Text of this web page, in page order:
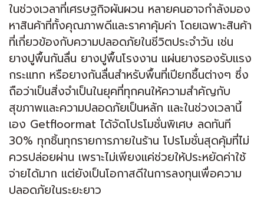
ในช่วงเวลาที่เศรษฐกิจผันผวน หลายคนอาจกำลังมอง
หาสินค้าที่ทั้งคุณภาพดีและราคาคุ้มค่า โดยเฉพาะสินค้า
ที่เกี่ยวข้องกับความปลอดภัยในชีวิตประจำวัน เช่น
ยางปูพื้นกันลื่น ยางปูพื้นโรงงาน แผ่นยางรองรับแรง
กระแทก หรือยางกันลื่นสำหรับพื้นที่เปียกชื้นต่างๆ ซึ่ง
ถือว่าเป็นสิ่งจำเป็นในยุคที่ทุกคนให้ความสำคัญกับ
สุขภาพและความปลอดภัยเป็นหลัก และในช่วงเวลานี้
เอง Getfloormat ได้จัดโปรโมชั่นพิเศษ ลดทันที
30% ทุกชิ้นทุกรายการภายในร้าน โปรโมชั่นสุดคุ้มที่ไม่
ควรปล่อยผ่าน เพราะไม่เพียงแค่ช่วยให้ประหยัดค่าใช้
จ่ายได้มาก แต่ยังเป็นโอกาสดีในการลงทุนเพื่อความ
ปลอดภัยในระยะยาว